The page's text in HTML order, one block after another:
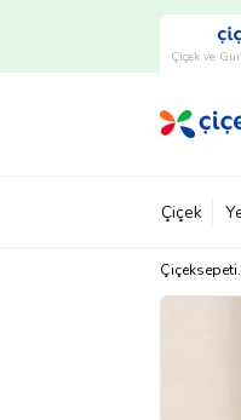
Çiçek ve
Çiçek